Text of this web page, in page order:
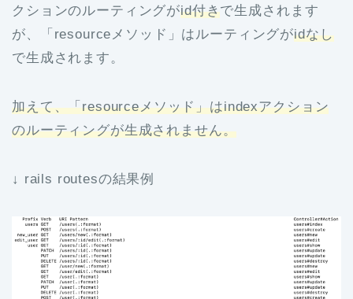
クションのルーティングがid付きで生成されます
が、「resourceメソッド」はルーティングがidなし
で生成されます。
加えて、「resourceメソッド」はindexアクション
のルーティングが生成されません。
↓ rails routesの結果例